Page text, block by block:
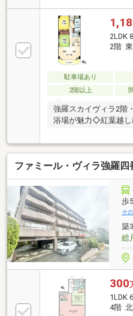
2LDK
2階 東
駐車場あり
2階以上
強羅スカイヴィラ2階
浴場が魅力◇紅葉越し
ファミール・ヴィラ強羅四
歩
そ
築
総
300
1LDK
4階